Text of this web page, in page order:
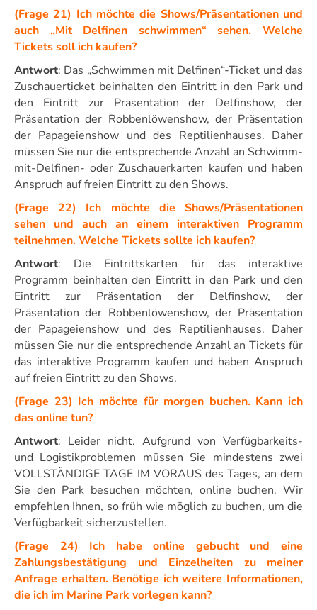
(Frage 21) Ich möchte die Shows/Präsentationen und
auch „Mit Delfinen schwimmen“ sehen. Welche
Tickets soll ich kaufen?
Antwort: Das „Schwimmen mit Delfinen“-Ticket und das
Zuschauerticket beinhalten den Eintritt in den Park und
den Eintritt zur Präsentation der Delfinshow, der
Präsentation der Robbenlöwenshow, der Präsentation
der Papageienshow und des Reptilienhauses. Daher
müssen Sie nur die entsprechende Anzahl an Schwimm-
mit-Delfinen- oder Zuschauerkarten kaufen und haben
Anspruch auf freien Eintritt zu den Shows.
(Frage 22) Ich möchte die Shows/Präsentationen
sehen und auch an einem interaktiven Programm
teilnehmen. Welche Tickets sollte ich kaufen?
Antwort: Die Eintrittskarten für das interaktive
Programm beinhalten den Eintritt in den Park und den
Eintritt zur Präsentation der Delfinshow, der
Präsentation der Robbenlöwenshow, der Präsentation
der Papageienshow und des Reptilienhauses. Daher
müssen Sie nur die entsprechende Anzahl an Tickets für
das interaktive Programm kaufen und haben Anspruch
auf freien Eintritt zu den Shows.
(Frage 23) Ich möchte für morgen buchen. Kann ich
das online tun?
Antwort: Leider nicht. Aufgrund von Verfügbarkeits-
und Logistikproblemen müssen Sie mindestens zwei
VOLLSTÄNDIGE TAGE IM VORAUS des Tages, an dem
Sie den Park besuchen möchten, online buchen. Wir
empfehlen Ihnen, so früh wie möglich zu buchen, um die
Verfügbarkeit sicherzustellen.
(Frage 24) Ich habe online gebucht und eine
Zahlungsbestätigung und Einzelheiten zu meiner
Anfrage erhalten. Benötige ich weitere Informationen,
die ich im Marine Park vorlegen kann?